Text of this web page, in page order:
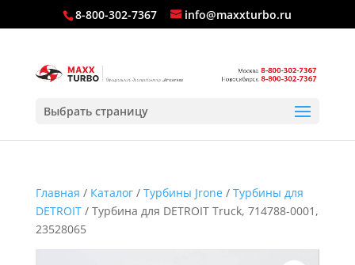
8-800-302-7367 info@maxxturbo.ru
Выбрать страницу
Главная / Каталог/ Турбины Jrone/ Турбины для
DETROIT/ Турбина для DETROIT Truck, 714788-0001,
23528065